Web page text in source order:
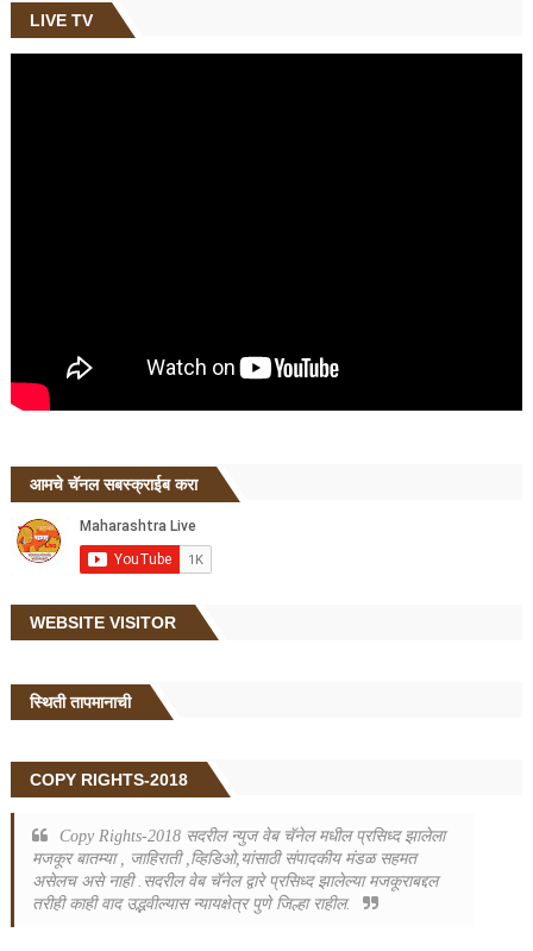
LIVE TV
आमचे चॅनल सबस्क्राईब करा
WEBSITE VISITOR
स्थिती तापमानाची
COPY RIGHTS-2018
Copy Rights-2018 सदरील न्युज वेब चॅनेल मधील प्रसिध्द झालेला
मजकूर बातम्या , जाहिराती ,व्हिडिओ,यांसाठी संपादकीय मंडळ सहमत
असेलच असे नाही .सदरील वेब चॅनेल द्वारे प्रसिध्द झालेल्या मजकूराबद्दल
तरीही काही वाद उद्भवील्यास न्यायक्षेत्र पुणे जिल्हा राहील.